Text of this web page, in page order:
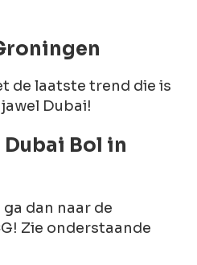
de laatste trend die is
Dubai!
Bol in
dan naar de
Zie onderstaande